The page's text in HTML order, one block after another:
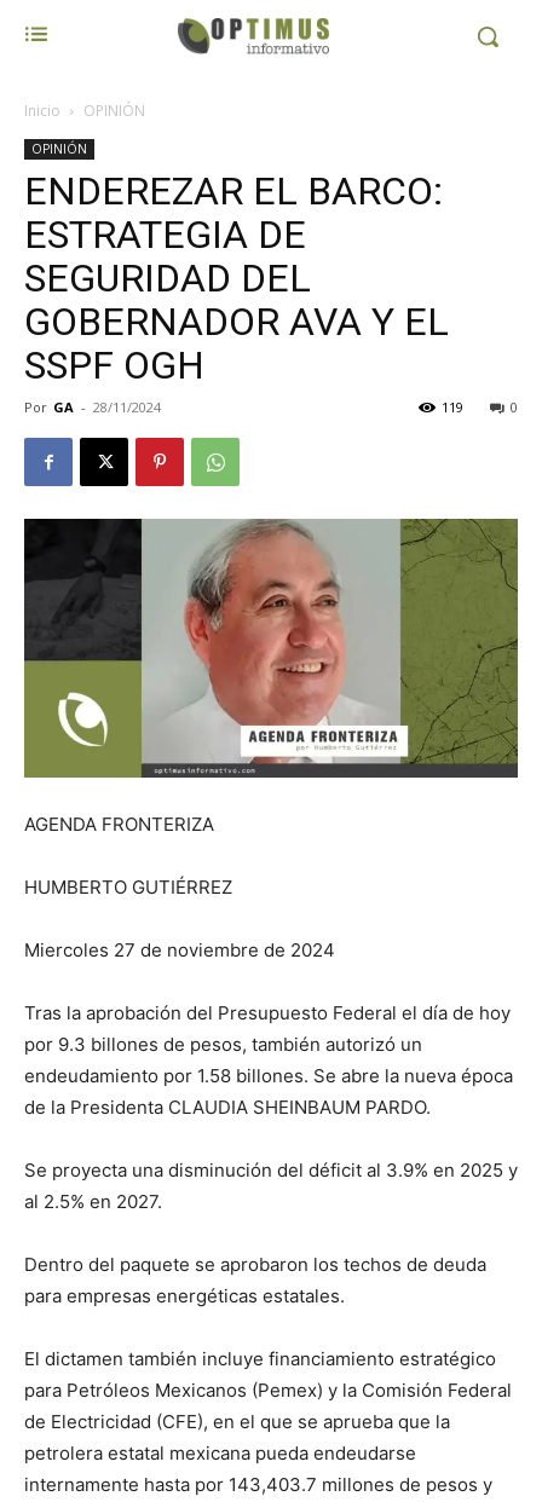
Inicio OPINIÓN
OPINIÓN
ENDEREZAR EL BARCO:
ESTRATEGIA DE
SEGURIDAD DEL
GOBERNADOR AVA Y EL
SSPF OGH
Por GA - 28/11/2024 0
119
AGENDA FRONTERIZA
HUMBERTO GUTIÉRREZ
Miercoles 27 de noviembre de 2024
Tras la aprobación del Presupuesto Federal el día de hoy
por 9.3 billones de pesos, también autorizó un
endeudamiento por 1.58 billones. Se abre la nueva época
de la Presidenta CLAUDIA SHEINBAUM PARDO.
Se proyecta una disminución del déficit al 3.9% en 2025 y
al 2.5% en 2027.
Dentro del paquete se aprobaron los techos de deuda
para empresas energéticas estatales.
El dictamen también incluye financiamiento estratégico
para Petróleos Mexicanos (Pemex) y la Comisión Federal
de Electricidad (CFE), en el que se aprueba que la
petrolera estatal mexicana pueda endeudarse
internamente hasta por 143,403.7 millones de pesos y